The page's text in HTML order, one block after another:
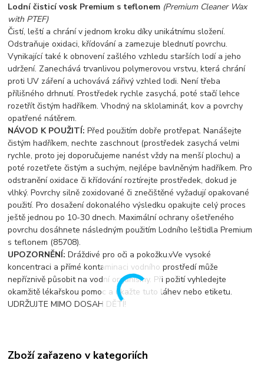
Lodní čisticí vosk Premium s teflonem (Premium Cleaner Wax
with PTEF)
Čistí, leští a chrání v jednom kroku díky unikátnímu složení.
Odstraňuje oxidaci, křídování a zamezuje blednutí povrchu.
Vynikající také k obnovení zašlého vzhledu starších lodí a jeho
udržení. Zanechává trvanlivou polymerovou vrstvu, která chrání
proti UV záření a uchovává zářivý vzhled lodi. Není třeba
přílišného drhnutí. Prostředek rychle zasychá, poté stačí lehce
rozetřít čistým hadříkem. Vhodný na sklolaminát, kov a povrchy
opatřené nátěrem.
NÁVOD K POUŽITÍ:Před použitím dobře protřepat. Nanášejte
čistým hadříkem, nechte zaschnout (prostředek zasychá velmi
rychle, proto jej doporučujeme nanést vždy na menší plochu) a
poté rozetřete čistým a suchým, nejlépe bavlněným hadříkem. Pro
odstranění oxidace či křídování roztírejte prostředek, dokud je
vlhký. Povrchy silně zoxidované či znečištěné vyžadují opakované
použití. Pro dosažení dokonalého výsledku opakujte celý proces
ještě jednou po 10-30 dnech. Maximální ochrany ošetřeného
povrchu dosáhnete následným použitím Lodního leštidla Premium
s teflonem (85708).
UPOZORNĚNÍ:Dráždivé pro oči a pokožku.vVe vysoké
koncentraci a přímé kontaminaci vodního prostředí může
nepříznivě působit na vodní organismy. Při požití vyhledejte
okamžitě lékařskou pomoc a ukažte tuto láhev nebo etiketu.
UDRŽUJTE MIMO DOSAH DĚTÍ!
Zboží zařazeno v kategoriích